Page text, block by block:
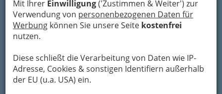
Mit Ihrer Einwilligung('Zustimmen & Weiter') zur
Verwendung von personenbezogenen Daten für
Werbung können Sie unsere Seite kostenfrei
nutzen.
Diese schließt die Verarbeitung von Daten wie IP-
Adresse, Cookies & sonstigen Identifiern außerhalb
der EU (u.a. USA) ein.
Karte
Kontaktaufnahme